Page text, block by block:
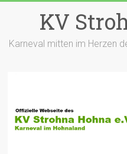
KV
Karneval mitten im Herzen